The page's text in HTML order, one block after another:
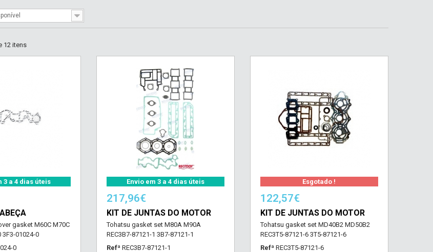
12 itens
3 a 4 dias úteis
gasket M60C M70C
3F3-01024-0
0
Envio em 3 a 4 dias úteis
217,96€
KIT DE JUNTAS DO MOTOR
Tohatsu gasket set M80A M90A
REC3B7-87121-1 3B7-87121-1
Refª REC3B7-87121-1
Esgotado !
122,57€
KIT DE JUNTAS DO MOTOR
Tohatsu gasket set MD40B2 MD50B2
REC3T5-87121-6 3T5-87121-6
Refª REC3T5-87121-6